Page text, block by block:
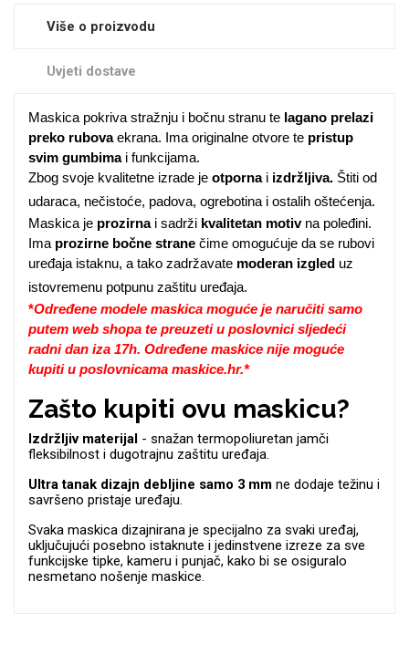
Više o proizvodu
Uvjeti dostave
Maskica pokriva stražnju i bočnu stranu te lagano prelazi
preko rubovaekrana. Ima originalne otvore te pristup
svim gumbimai funkcijama.
Zbog svoje kvalitetne izrade je otpornai izdržljiva. Štiti od
udaraca, nečistoće, padova, ogrebotina i ostalih oštećenja.
Maskica je prozirnai sadrži kvalitetan motivna poleđini.
Ima prozirne bočne strane čime omogućuje da se rubovi
uređaja istaknu, a tako zadržavate moderan izgled uz
istovremenu potpunu zaštitu uređaja.
*Određene modele maskica moguće je naručiti samo
putem web shopa te preuzeti u poslovnici sljedeći
radni dan iza 17h. Određene maskice nije moguće
kupiti u poslovnicama maskice.hr.*
Zašto kupiti ovu maskicu?
Izdržljiv materijal - snažan termopoliuretan jamči
fleksibilnost i dugotrajnu zaštitu uređaja.
Ultra tanak dizajn debljine samo 3 mm ne dodaje težinu i
savršeno pristaje uređaju.
Svaka maskica dizajnirana je specijalno za svaki uređaj,
uključujući posebno istaknute i jedinstvene izreze za sve
funkcijske tipke, kameru i punjač, kako bi se osiguralo
nesmetano nošenje maskice.
Quotes Collection
Zodiac Halloween
Doodles Apstraktni motivi
Monogrami